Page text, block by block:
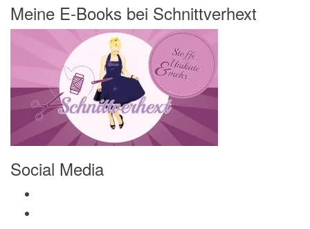
Meine E-Books bei Schnittverhext
Social Media